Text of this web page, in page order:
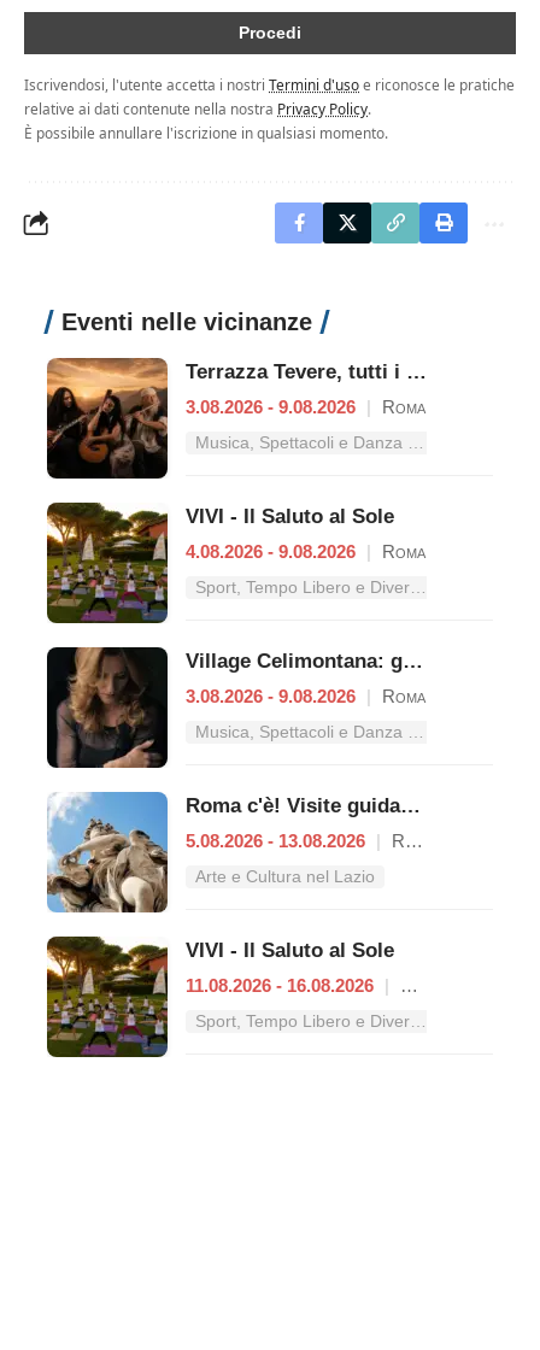
Iscrivendosi, l'utente accetta i nostri Termini d'usoe riconosce le pratiche
relative ai dati contenute nella nostra Privacy Policy.
È possibile annullare l'iscrizione in qualsiasi momento.
Eventi nelle vicinanze
Terrazza Tevere, tutti i concerti dal 3 al 9 agosto
3.08.2026 - 9.08.2026 | Roma
Musica, Spettacoli e Danza nel Lazio
VIVI - Il Saluto al Sole
4.08.2026 - 9.08.2026 | Roma
Sport, Tempo Libero e Divertimento nel Lazio
Village Celimontana: gli appuntamenti dal 3 al 9 agosto
3.08.2026 - 9.08.2026 | Roma
Musica, Spettacoli e Danza nel Lazio
Roma c'è! Visite guidate (anche per bambini) dal 5 al 13 agosto 2026
5.08.2026 - 13.08.2026 | Roma
Arte e Cultura nel Lazio
VIVI - Il Saluto al Sole
11.08.2026 - 16.08.2026 |
Sport, Tempo Libero e Divertimento nel Lazio